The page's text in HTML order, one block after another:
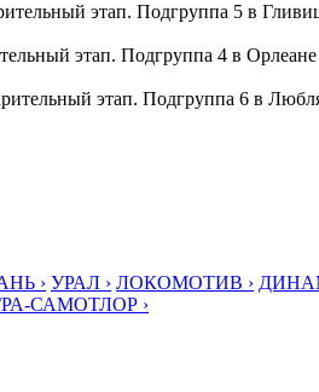
этап. Подгруппа 5 в
этап. Подгруппа 4 в
этап. Подгруппа 6 в
› УРАЛ › ЛОКОМОТИВ ›
САМОТЛОР ›